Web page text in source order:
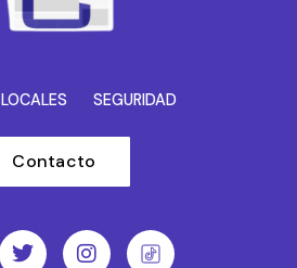
LOCALES SEGURIDAD
Contacto